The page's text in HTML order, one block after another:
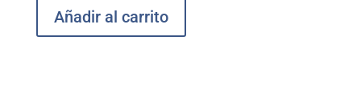
Añadir al carrito